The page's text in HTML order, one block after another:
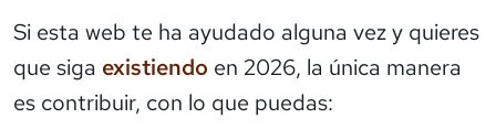
Si esta web te ha ayudado alguna vez y quieres
que siga existiendo en 2026, la única manera
es contribuir, con lo que puedas: